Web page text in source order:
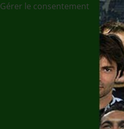
Gérer le consentement